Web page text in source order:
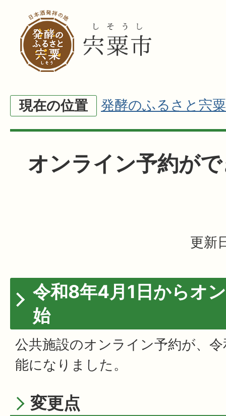
現在の位置 発酵のふるさと宍粟
オンライン予約が
更新
令和8年4月1日からオ
始
公共施設のオンライン予約が、
能になりました。
変更点